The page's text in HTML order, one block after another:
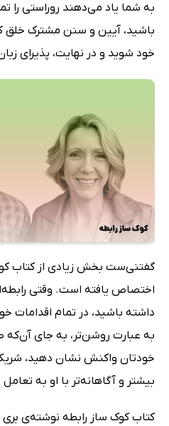
به شما یاد می‌دهند روراستی‌ را
باشید، آیین و سنن مشترک خلق
خود شوید و در نهایت، پذیرای
گفتنی‌ست بخش زیادی از کتاب
اختصاص یافته است. وقتی
داشته باشید، در تمام اقدامات
به عبارت روشن‌تر، به جای آن‌که
خودتان واکنش نشان دهید،
بیشتر و آگاهانه‌تر با او به
کتاب کوک‌ ساز رابطه نوشته‌ی